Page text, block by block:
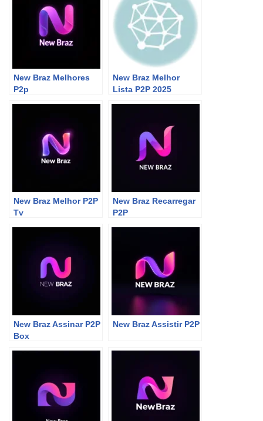
New Braz Melhores
P2p
New Braz Melhor
Lista P2P 2025
New Braz Melhor P2P
Tv
New Braz Recarregar
P2P
New Braz Assinar P2P
Box
New Braz Assistir P2P